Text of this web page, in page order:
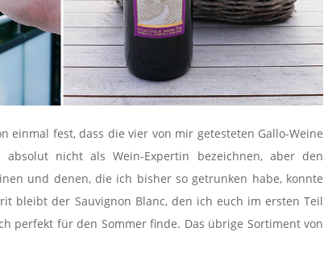
einmal fest, dass die vier von mir getesteten Gallo-Weine
nicht als Wein-Expertin bezeichnen, aber den
und denen, die ich bisher so getrunken habe, konnte
bleibt der Sauvignon Blanc, den ich euch im ersten Teil
perfekt für den Sommer finde. Das übrige Sortiment von